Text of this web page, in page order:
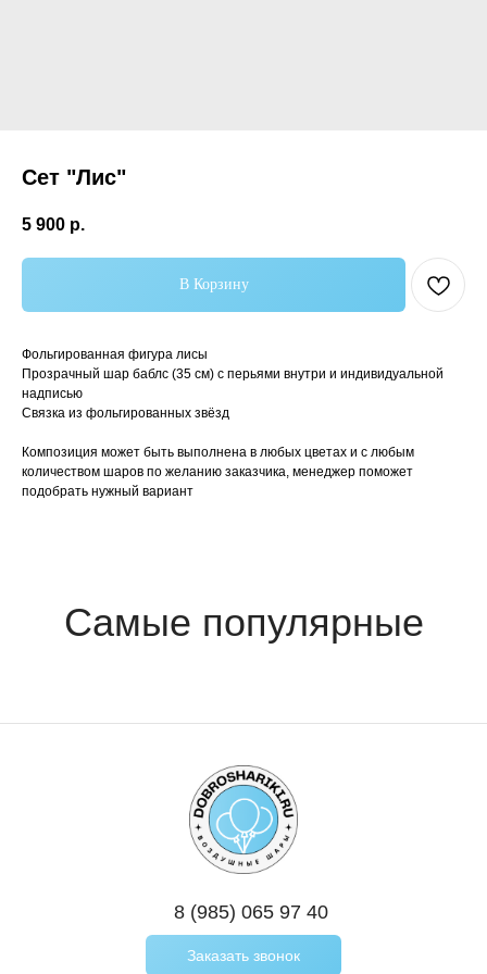
Сет "Лис"
5 900 р.
В Корзину
Фольгированная фигура лисы
Прозрачный шар баблс (35 см) с перьями внутри и индивидуальной
надписью
Связка из фольгированных звёзд
Композиция может быть выполнена в любых цветах и с любым
количеством шаров по желанию заказчика, менеджер поможет
подобрать нужный вариант
Самые популярные
8 (985) 065 97 40
Заказать звонок